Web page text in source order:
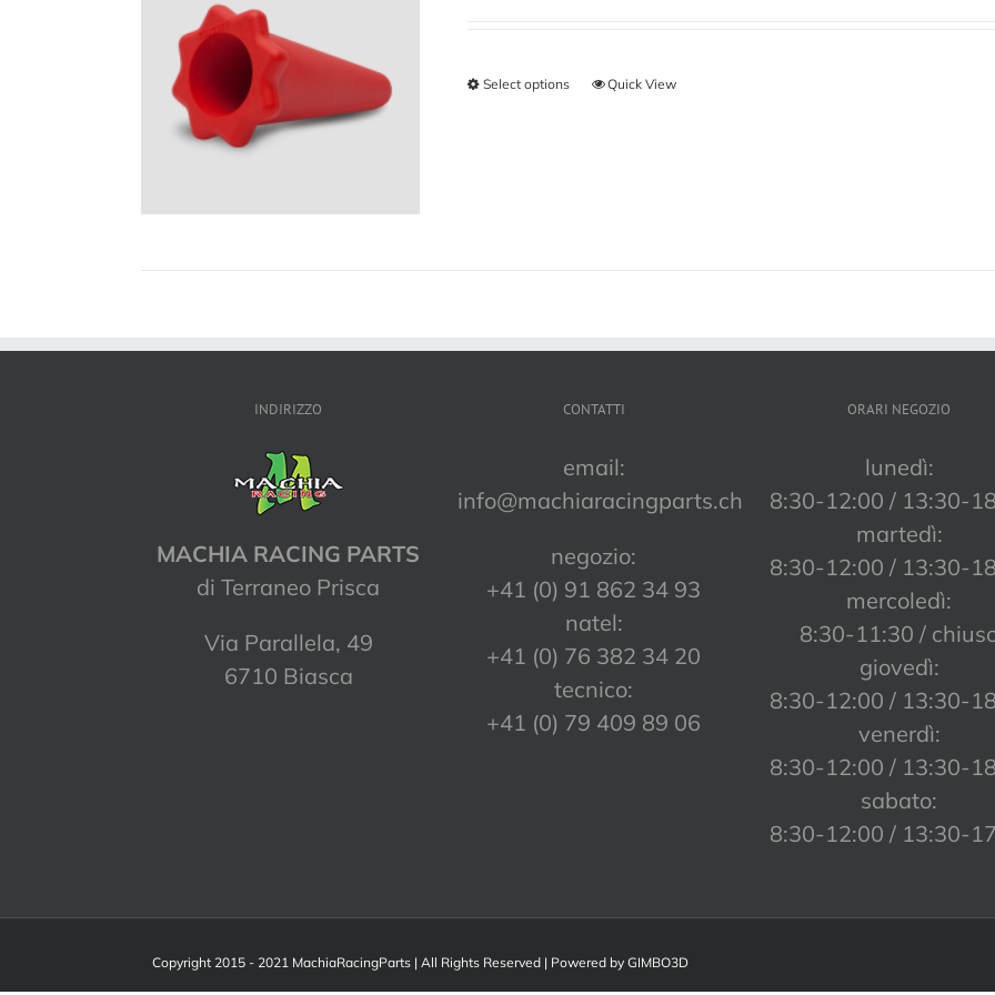
Select options Quick View
INDIRIZZO
MACHIA RACING PARTS
di Terraneo Prisca
Via Parallela, 49
6710 Biasca
CONTATTI
email:
info@machiaracingparts.ch
negozio:
+41 (0) 91 862 34 93
natel:
+41 (0) 76 382 34 20
tecnico:
+41 (0) 79 409 89 06
ORARI NEGOZIO
lunedì:
8:30-12:00 / 13:30-
martedì:
8:30-12:00 / 13:30-
mercoledì:
8:30-11:30 /
giovedì:
8:30-12:00 / 13:30-
venerdì:
8:30-12:00 / 13:30-
sabato:
8:30-12:00 / 13:30-
Copyright 2015 - 2021 MachiaRacingParts | All Rights Reserved | Powered by GIMBO3D